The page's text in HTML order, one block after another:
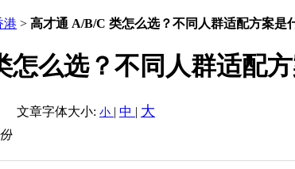
港 > 高才通 A/B/C 类怎么选？不同人群适配方案是
怎么选？不同人群适配
文章字体大小: 小 | 中 | 大